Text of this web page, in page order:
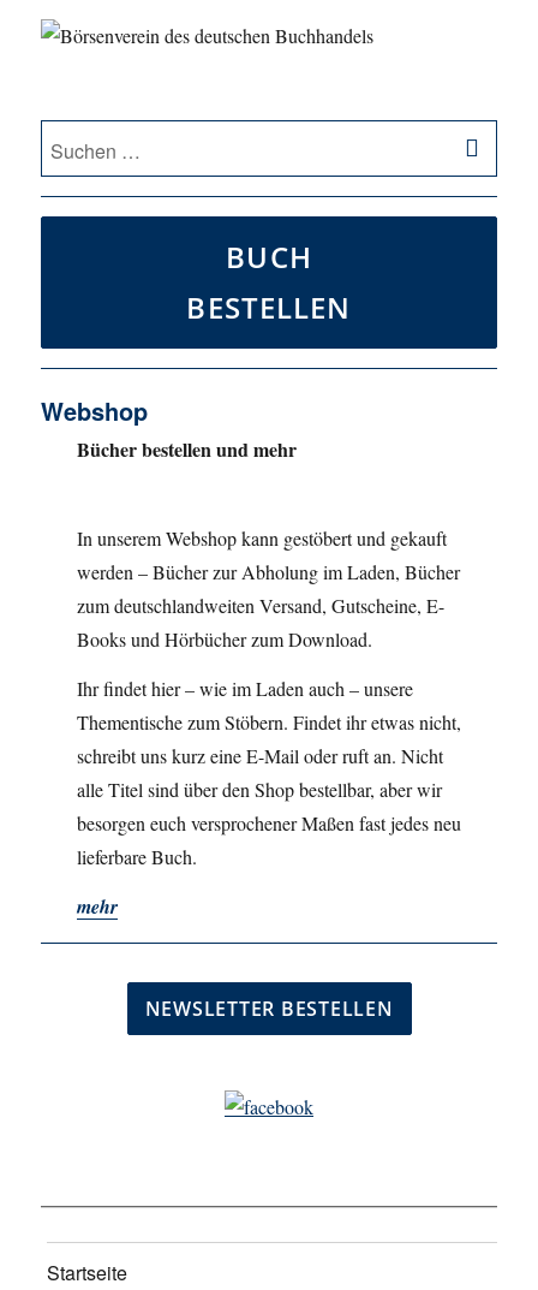
Suche
nach:
BUCH
BESTELLEN
Webshop
Bücher bestellen und mehr
In unserem Webshop kann gestöbert und gekauft
werden – Bücher zur Abholung im Laden, Bücher
zum deutschlandweiten Versand, Gutscheine, E-
Books und Hörbücher zum Download.
Ihr findet hier – wie im Laden auch – unsere
Thementische zum Stöbern. Findet ihr etwas nicht,
schreibt uns kurz eine E-Mail oder ruft an. Nicht
alle Titel sind über den Shop bestellbar, aber wir
besorgen euch versprochener Maßen fast jedes neu
lieferbare Buch.
mehr
Startseite